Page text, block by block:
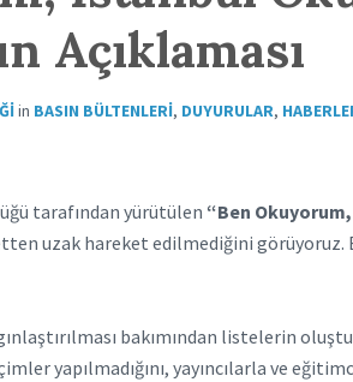
Açıklaması
in BASIN BÜLTENLERI, DUYURULAR,
tarafından yürütülen “Ben
uzak hareket edilmediğini
bakımından listelerin
yapılmadığını, yayıncılarla ve